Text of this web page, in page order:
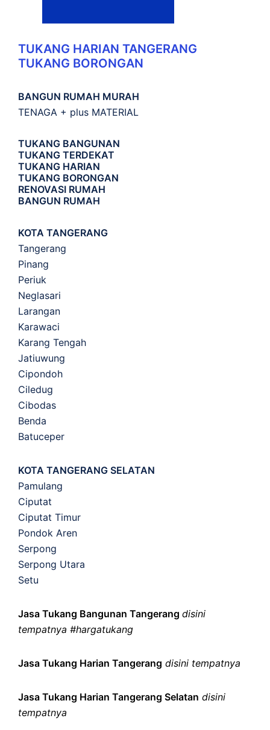
TUKANG HARIAN TANGERANG
TUKANG BORONGAN
BANGUN RUMAH MURAH
TENAGA + plus MATERIAL
TUKANG BANGUNAN
TUKANG TERDEKAT
TUKANG HARIAN
TUKANG BORONGAN
RENOVASI RUMAH
BANGUN RUMAH
KOTA TANGERANG
Tangerang
Pinang
Periuk
Neglasari
Larangan
Karawaci
Karang Tengah
Jatiuwung
Cipondoh
Ciledug
Cibodas
Benda
Batuceper
KOTA TANGERANG SELATAN
Pamulang
Ciputat
Ciputat Timur
Pondok Aren
Serpong
Serpong Utara
Setu
Jasa Tukang Bangunan Tangerang disini
tempatnya #hargatukang
Jasa Tukang Harian Tangerang disini tempatnya
Jasa Tukang Harian Tangerang Selatan disini
tempatnya